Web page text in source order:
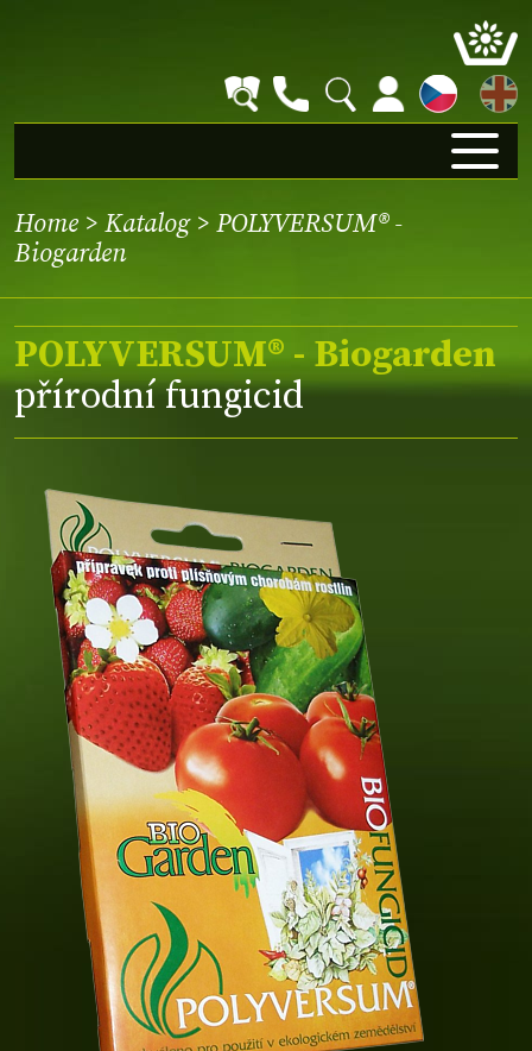
EN
Home > Katalog> POLYVERSUM® -
Biogarden
POLYVERSUM® - Biogarden
přírodní fungicid